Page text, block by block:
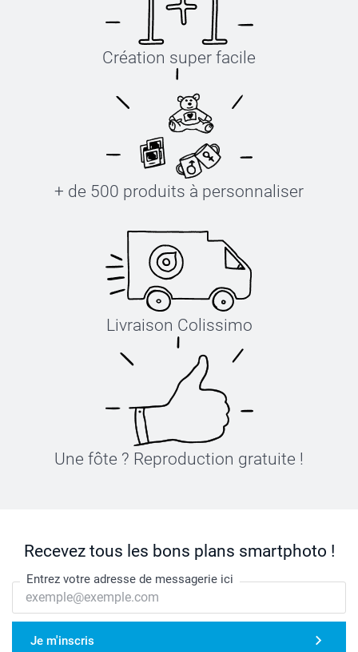
Création super facile
+ de 500 produits à personnaliser
Livraison Colissimo
Une fôte ? Reproduction gratuite !
Recevez tous les bons plans smartphoto !
Entrez votre adresse de messagerie ici
Je m'inscris